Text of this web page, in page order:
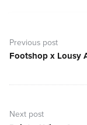
pro
příspěvek
Previous post
Previous
Footshop x Lousy
Next post